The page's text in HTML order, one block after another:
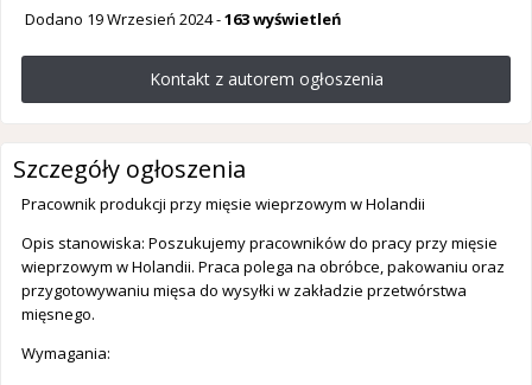
Dodano 19 Wrzesień 2024-163 wyświetleń
Kontakt z autorem ogłoszenia
Szczegóły ogłoszenia
Pracownik produkcji przy mięsie wieprzowym w Holandii
Opis stanowiska: Poszukujemy pracowników do pracy przy mięsie
wieprzowym w Holandii. Praca polega na obróbce, pakowaniu oraz
przygotowywaniu mięsa do wysyłki w zakładzie przetwórstwa
mięsnego.
Wymagania: